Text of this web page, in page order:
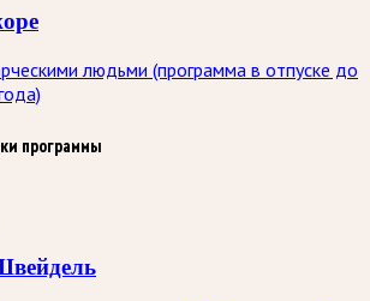
людьми (программа в отпуске до
программы